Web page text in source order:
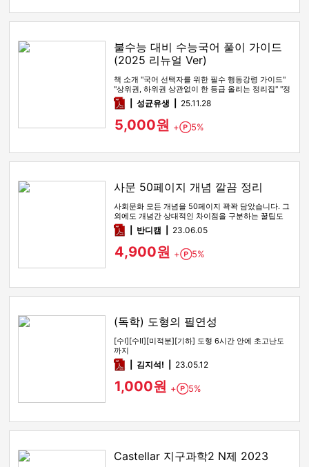
불수능 대비 수능국어 풀이 가이드
(2025 리뉴얼 Ver)
책 소개 "국어 선택자를 위한 필수 행동강령 가이드"
"상위권, 하위권 상관없이 한 등급 올리는 정리집" "정
시파이터 적극 …
pdf성균유생 25.11.28
5,000원 + Point
5%
사문 50페이지 개념 깔끔 정리
사회문화 모든 개념을 50페이지 꽉꽉 담았습니다. 그
외에도 개념간 상대적인 차이점을 구분하는 꿀팁도
함께 있습니다
pdf반디캠 23.06.05
4,900원 + Point
5%
(독학) 도형의 필연성
[수Ⅰ][수Ⅱ][미적분][기하] 도형 6시간 안에 초고난도
까지
pdf김지석! 23.05.12
1,000원 + Point
5%
Castellar 지구과학2 N제 2023